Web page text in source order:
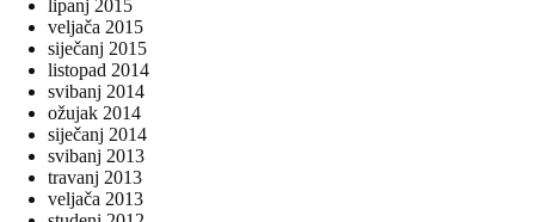
lipanj 2015
veljača 2015
siječanj 2015
listopad 2014
svibanj 2014
ožujak 2014
siječanj 2014
svibanj 2013
travanj 2013
veljača 2013